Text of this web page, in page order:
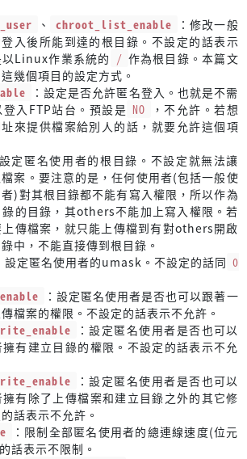
、 chroot_list_enable
：修改一般
入後所能到達的根目錄。不設定的話表示
Linux作業系統的 / 作為根目錄。本篇文
幾個項目的設定方式。
：設定是否允許匿名登入。也就是不需
入FTP站台。預設是 NO
，不允許。若想
來提供檔案給別人的話，就要允許這個項
設定匿名使用者的根目錄。不設定就無法讓
案。要注意的是，任何使用者(包括一般使
)對其根目錄都不能有寫入權限，所以作為
的目錄，其others不能加上寫入權限。若
傳檔案，就只能上傳檔到有對others開啟
中，不能直接傳到根目錄。
設定匿名使用者的umask。不設定的話同 0
：設定匿名使用者是否也可以跟著一
檔案的權限。不設定的話表示不允許。
：設定匿名使用者是否也可以
有建立目錄的權限。不設定的話表示不允
：設定匿名使用者是否也可以
有除了上傳檔案和建立目錄之外的其它修
話表示不允許。
：限制全部匿名使用者的總連線速度(位元
話表示不限制。